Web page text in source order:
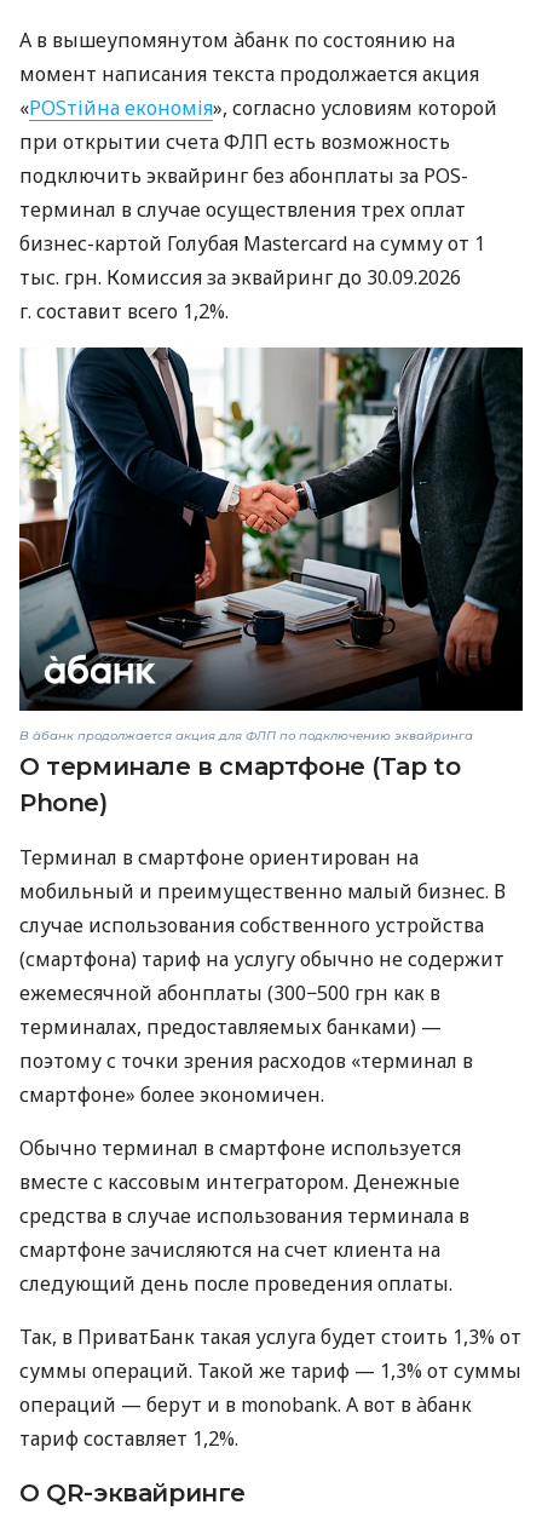
А в вышеупомянутом àбанк по состоянию на
момент написания текста продолжается акция
«POSтійна економія», согласно условиям которой
при открытии счета ФЛП есть возможность
подключить эквайринг без абонплаты за POS-
терминал в случае осуществления трех оплат
бизнес-картой Голубая Mastercard на сумму от 1
тыс. грн. Комиссия за эквайринг до 30.09.2026
г. составит всего 1,2%.
В àбанк продолжается акция для ФЛП по подключению эквайринга
О терминале в смартфоне (Tap to
Phone)
Терминал в смартфоне ориентирован на
мобильный и преимущественно малый бизнес. В
случае использования собственного устройства
(смартфона) тариф на услугу обычно не содержит
ежемесячной абонплаты (300−500 грн как в
терминалах, предоставляемых банками) —
поэтому с точки зрения расходов «терминал в
смартфоне» более экономичен.
Обычно терминал в смартфоне используется
вместе с кассовым интегратором. Денежные
средства в случае использования терминала в
смартфоне зачисляются на счет клиента на
следующий день после проведения оплаты.
Так, в ПриватБанк такая услуга будет стоить 1,3% от
суммы операций. Такой же тариф — 1,3% от суммы
операций — берут и в monobank. А вот в àбанк
тариф составляет 1,2%.
О QR-эквайринге